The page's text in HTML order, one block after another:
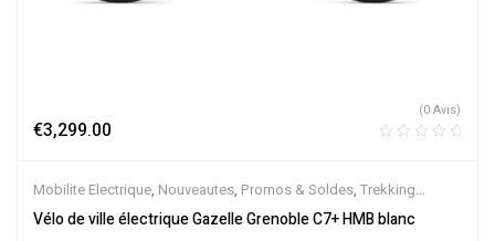
€3,299.00
(0 Avis)
Mobilite Electrique, Nouveautes, Promos & Soldes, Trekking
électrique,Vélo électrique ville,Velos Electriques,VTC Electrique
Vélo de ville électrique Gazelle Grenoble C7+ HMB blanc